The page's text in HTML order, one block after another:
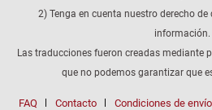
2) Tenga en cuenta nuestro derecho
información.
Las traducciones fueron creadas mediante
que no podemos garantizar que
FAQ Contacto Condiciones de envío